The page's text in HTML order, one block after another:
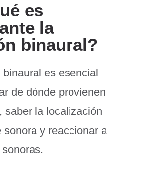
es
la
binaural?
binaural es esencial
de dónde provienen
saber la localización
sonora y reaccionar a